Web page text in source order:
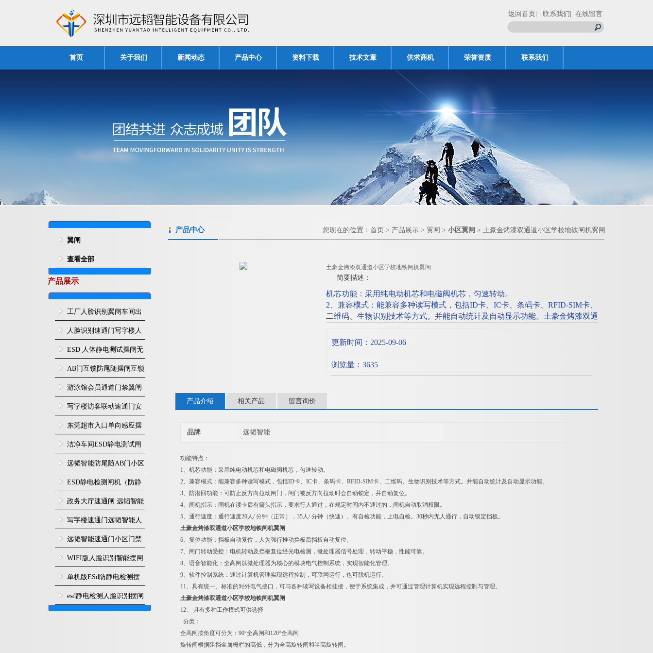
返回首页 | 联系我们 | 在线留言
首页 关于我们 新闻动态 产品中心 资料下载 技术文章 供求商机 荣誉资质 联系我们
翼闸
查看全部
产品展示
工厂人脸识别翼闸车间出
入口人行通道门禁
人脸识别速通门写字楼人
行通道闸门禁设备
ESD 人体静电测试摆闸无
尘车间防静电闸机
AB门互锁防尾随摆闸互锁
闸机
游泳馆会员通道门禁翼闸
写字楼访客联动速通门安
装
东莞超市入口单向感应摆
闸安装
洁净车间ESD静电测试闸
机
远韬智能防尾随AB门小区
门禁闸机安装
​ESD静电检测闸机（防静
电门禁通道系统）
政务大厅速通闸 远韬智能
防尾随静音速通门
写字楼速通门远韬智能人
脸识别快速通道闸
远韬智能速通门小区门禁
闸机食堂消费摆闸
WIFI版人脸识别智能摆闸
机
单机版ESd防静电检测摆
闸机
esd静电检测人脸识别摆闸
安装
产品中心 您现在的位置： 首页 > 产品展示 > 翼闸 > 小区翼闸 > 土豪金烤漆双通道小区学校地铁闸机翼闸
土豪金烤漆双通道小区学校地铁闸机翼闸
简要描述：
机芯功能：采用纯电动机芯和电磁阀机芯，匀速转动。
2、兼容模式：能兼容多种读写模式，包括ID卡、IC卡、条码卡、RFID-SIM卡、
二维码、生物识别技术等方式。并能自动统计及自动显示功能。土豪金烤漆双通
更新时间：2025-09-06
浏览量：3635
产品介绍 相关产品 留言询价
品牌 远韬智能
功能特点：
1、机芯功能：采用纯电动机芯和电磁阀机芯，匀速转动。
2、兼容模式：能兼容多种读写模式，包括ID卡、IC卡、条码卡、RFID-SIM卡、二维码、生物识别技术等方式。并能自动统计及自动显示功能。
3、防潜回功能：可防止反方向拉动闸门，闸门被反方向拉动时会自动锁定，并自动复位。
4、闸机指示：闸机在读卡后有箭头指示，要求行人通过，在规定时间内不通过的，闸机自动取消权限。
5、通行速度：通行速度20人/ 分钟（正常），35人/ 分钟（快速）。有自检功能，上电自检。30秒内无人通行，自动锁定挡板。
土豪金烤漆双通道小区学校地铁闸机翼闸
6、复位功能：挡板自动复位，人为强行推动挡板后挡板自动复位。
7、闸门转动受控：电机转动及挡板复位经光电检测，微处理器信号处理，转动平稳，性能可靠。
8、语音智能化：全高闸以微处理器为核心的模块电气控制系统，实现智能化管理。
9、软件控制系统：通过计算机管理实现远程控制，可联网运行，也可脱机运行。
11、具有统一、标准的对外电气接口，可与各种读写设备相挂接，便于系统集成，并可通过管理计算机实现远程控制与管理。
土豪金烤漆双通道小区学校地铁闸机翼闸
12、 具有多种工作模式可供选择
分类：
全高闸按角度可分为：90°全高闸和120°全高闸
旋转闸根据阻挡金属栅栏的高低，分为全高旋转闸和半高旋转闸。